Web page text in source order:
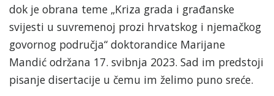
dok je obrana teme „Kriza grada i građanske
svijesti u suvremenoj prozi hrvatskog i njemačkog
govornog područja“ doktorandice Marijane
Mandić održana 17. svibnja 2023. Sad im predstoji
pisanje disertacije u čemu im želimo puno sreće.